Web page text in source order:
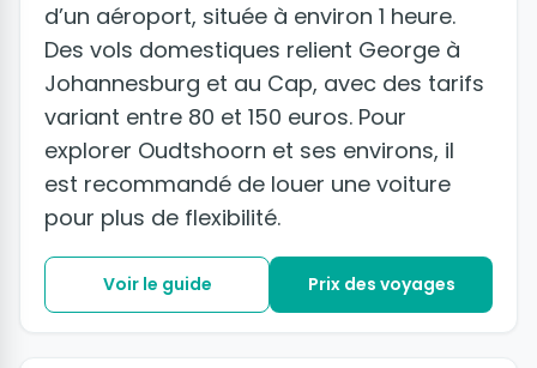
d’un aéroport, située à environ 1 heure.
Des vols domestiques relient George à
Johannesburg et au Cap, avec des tarifs
variant entre 80 et 150 euros. Pour
explorer Oudtshoorn et ses environs, il
est recommandé de louer une voiture
pour plus de flexibilité.
Voir le guide Prix des voyages